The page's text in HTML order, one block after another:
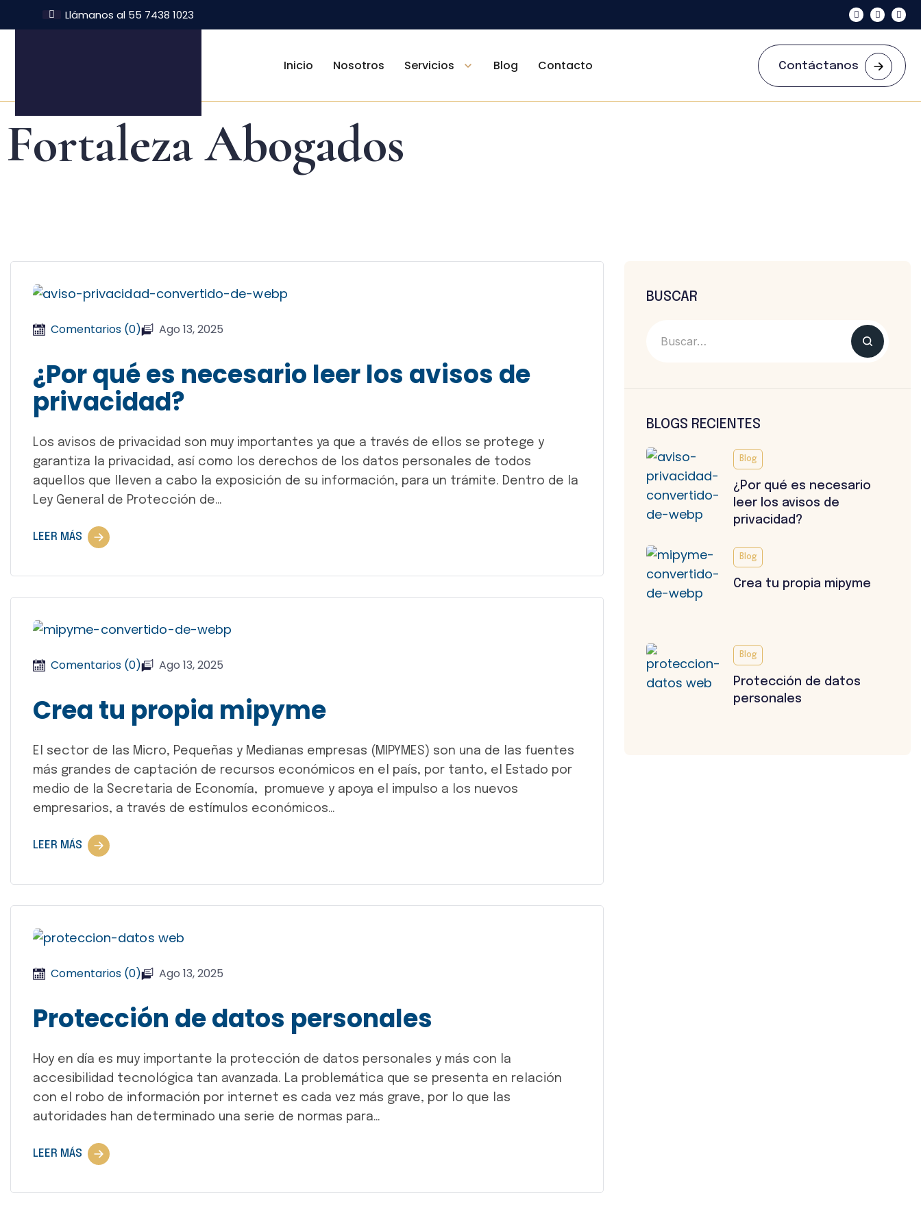
Llámanos al 55 7438 1023
Inicio Nosotros Servicios Blog Contacto Contáctanos
Fortaleza Abogados
Comentarios (0) Ago 13, 2025
¿Por qué es necesario leer los avisos de
privacidad?
Los avisos de privacidad son muy importantes ya que a través de ellos se protege y
garantiza la privacidad, así como los derechos de los datos personales de todos
aquellos que lleven a cabo la exposición de su información, para un trámite. Dentro de la
Ley General de Protección de…
LEER MÁS
Comentarios (0) Ago 13, 2025
Crea tu propia mipyme
El sector de las Micro, Pequeñas y Medianas empresas (MIPYMES) son una de las fuentes
más grandes de captación de recursos económicos en el país, por tanto, el Estado por
medio de la Secretaria de Economía, promueve y apoya el impulso a los nuevos
empresarios, a través de estímulos económicos…
LEER MÁS
Comentarios (0) Ago 13, 2025
Protección de datos personales
Hoy en día es muy importante la protección de datos personales y más con la
accesibilidad tecnológica tan avanzada. La problemática que se presenta en relación
con el robo de información por internet es cada vez más grave, por lo que las
autoridades han determinado una serie de normas para…
LEER MÁS
BUSCAR
BLOGS RECIENTES
Blog
¿Por qué es necesario
leer los avisos de
privacidad?
Blog
Crea tu propia mipyme
Blog
Protección de datos
personales